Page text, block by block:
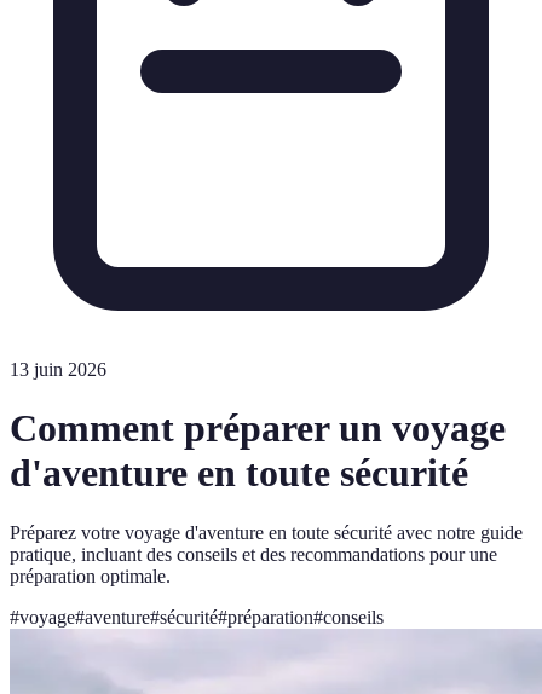
13 juin 2026
Comment préparer un voyage
d'aventure en toute sécurité
Préparez votre voyage d'aventure en toute sécurité avec notre guide
pratique, incluant des conseils et des recommandations pour une
préparation optimale.
#voyage#aventure#sécurité#préparation#conseils